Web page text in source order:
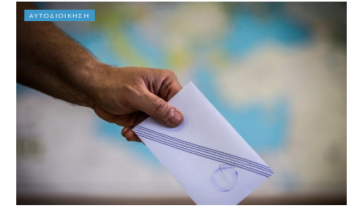
ΑΥΤΟΔΙΟΙΚΗΣΗ